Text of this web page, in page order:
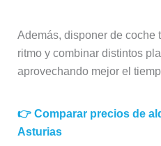
Además, disponer de coche
ritmo y combinar distintos
aprovechando mejor el
👉 Comparar precios de
Asturias